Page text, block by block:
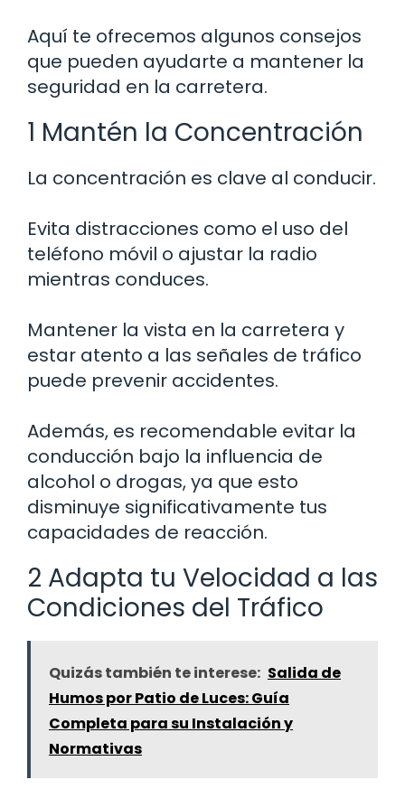
Aquí te ofrecemos algunos consejos
que pueden ayudarte a mantener la
seguridad en la carretera.
1 Mantén la Concentración
La concentración es clave al conducir.
Evita distracciones como el uso del
teléfono móvil o ajustar la radio
mientras conduces.
Mantener la vista en la carretera y
estar atento a las señales de tráfico
puede prevenir accidentes.
Además, es recomendable evitar la
conducción bajo la influencia de
alcohol o drogas, ya que esto
disminuye significativamente tus
capacidades de reacción.
2 Adapta tu Velocidad a las
Condiciones del Tráfico
Quizás también te interese: Salida de
Humos por Patio de Luces: Guía
Completa para su Instalación y
Normativas